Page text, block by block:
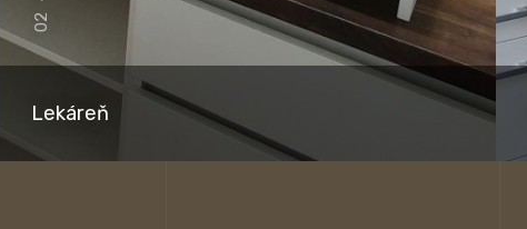
02
Lekáreň